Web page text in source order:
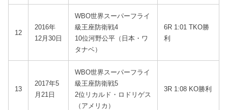
12
2016年
12月30日
WBO世界スーパーフライ
級王座防衛戦4
10位河野公平（日本・ワ
タナベ）
6R 1:01 TKO勝
利
13
2017年5
月21日
WBO世界スーパーフライ
級王座防衛戦5
2位リカルド・ロドリゲス
（アメリカ）
3R 1:08 KO勝利